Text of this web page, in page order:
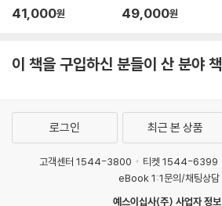
：世界第一的心態
性練習
41,000원
與一個生態學家的
49,000원
이 책을 구입하신 분들이 산 분야 책
로그인 최근 본 상품
고객센터 1544-3800 티켓 1544-6399
eBook 1:1문의/채팅상담
예스이십사(주) 사업자 정보